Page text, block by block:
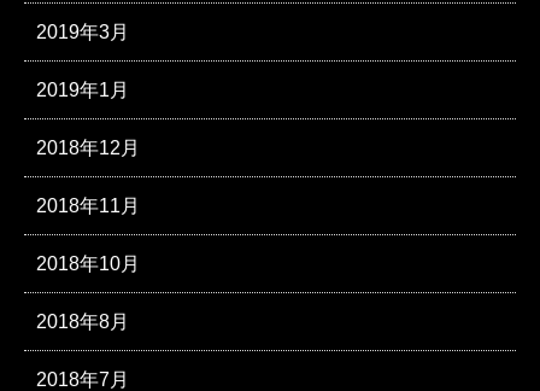
2019年3月
2019年1月
2018年12月
2018年11月
2018年10月
2018年8月
2018年7月